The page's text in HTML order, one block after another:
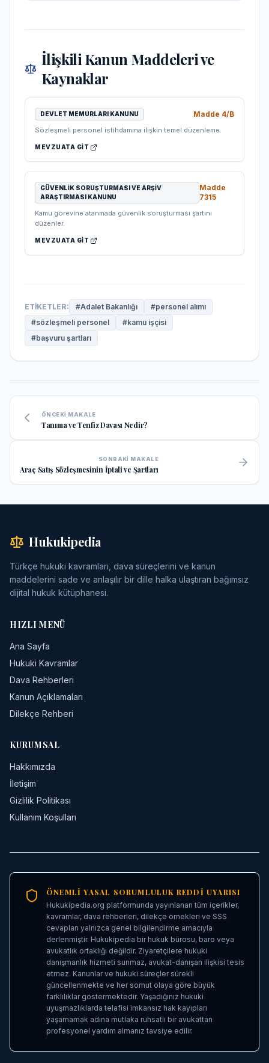
İlişkili Kanun Maddeleri ve
Kaynaklar
DEVLET MEMURLARI KANUNU Madde 4/B
Sözleşmeli personel istihdamına ilişkin temel düzenleme.
MEVZUATA GIT
GÜVENLIK SORUŞTURMASI VE ARŞIV
ARAŞTIRMASI KANUNU
Madde
7315
Kamu görevine atanmada güvenlik soruşturması şartını
düzenler.
MEVZUATA GIT
ETIKETLER: #Adalet Bakanlığı #personel alımı
#sözleşmeli personel #kamu işçisi
#başvuru şartları
ÖNCEKI MAKALE
Tanıma ve Tenfiz Davası Nedir?
SONRAKI MAKALE
Araç Satış Sözleşmesinin İptali ve Şartları
Hukukipedia
Türkçe hukuki kavramları, dava süreçlerini ve kanun
maddelerini sade ve anlaşılır bir dille halka ulaştıran bağımsız
dijital hukuk kütüphanesi.
HIZLI MENÜ
Ana Sayfa
Hukuki Kavramlar
Dava Rehberleri
Kanun Açıklamaları
Dilekçe Rehberi
KURUMSAL
Hakkımızda
İletişim
Gizlilik Politikası
Kullanım Koşulları
ÖNEMLI YASAL SORUMLULUK REDDI UYARISI
Hukukipedia.org platformunda yayınlanan tüm içerikler,
kavramlar, dava rehberleri, dilekçe örnekleri ve SSS
cevapları yalnızca genel bilgilendirme amacıyla
derlenmiştir. Hukukipedia bir hukuk bürosu, baro veya
avukatlık ortaklığı değildir. Ziyaretçilere hukuki
danışmanlık hizmeti sunmaz, avukat-danışan ilişkisi tesis
etmez. Kanunlar ve hukuki süreçler sürekli
güncellenmekte ve her somut olaya göre büyük
farklılıklar göstermektedir. Yaşadığınız hukuki
uyuşmazlıklarda telafisi imkansız hak kayıpları
yaşamamak adına mutlaka ruhsatlı bir avukattan
profesyonel yardım almanız tavsiye edilir.